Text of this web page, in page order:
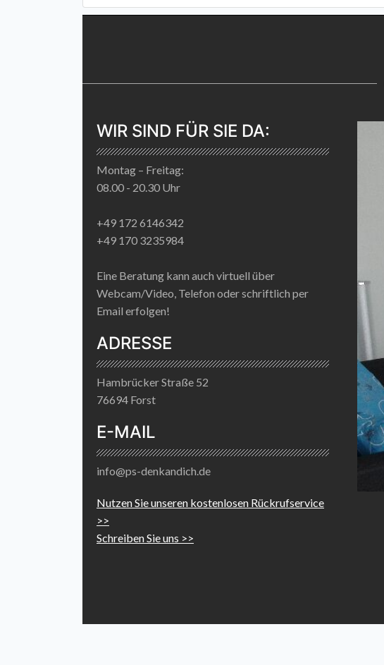
WIR SIND FÜR SIE DA:
Montag – Freitag:
08.00 - 20.30 Uhr
+49 172 6146342
+49 170 3235984
Eine Beratung kann auch virtuell über
Webcam/Video, Telefon oder schriftlich per
Email erfolgen!
ADRESSE
Hambrücker Straße 52
76694 Forst
E-MAIL
info@ps-denkandich.de
Nutzen Sie unseren kostenlosen Rückrufservice
>>
Schreiben Sie uns >>